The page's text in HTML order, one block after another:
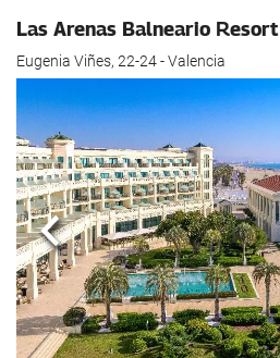
Las Arenas Balneario Resort
Eugenia Viñes, 22-24 - Valencia
Anterioară